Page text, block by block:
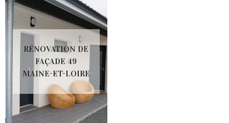
RÉNOVATION DE
FAÇADE 49
MAINE-ET-LOIRE